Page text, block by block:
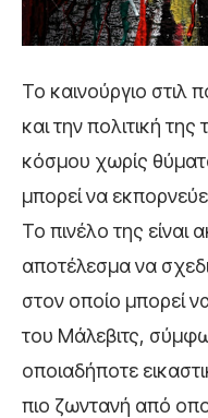
Το καινούργιο στιλ
και την πολιτική
κόσμου χωρίς
μπορεί να
Το πινέλο της είναι
αποτέλεσμα να
στον οποίο μπορεί
του Μάλεβιτς,
οποιαδήποτε
πιο ζωντανή από